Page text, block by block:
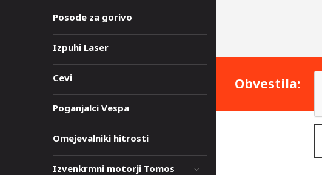
Posode za gorivo
Izpuhi Laser
Cevi
Poganjalci Vespa
Omejevalniki hitrosti
Izvenkrmni motorji Tomos
Obvestila: